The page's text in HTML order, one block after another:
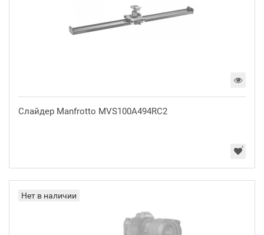
Слайдер Manfrotto MVS100A494RC2
Нет в наличии